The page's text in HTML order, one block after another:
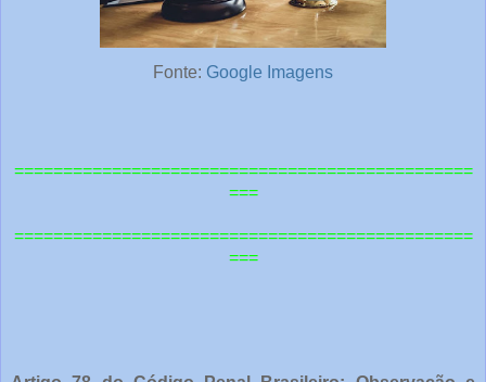
Fonte: Google Imagens
===============================================
===
===============================================
===